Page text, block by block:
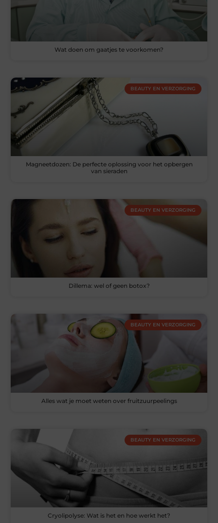
Wat doen om gaatjes te voorkomen?
BEAUTY EN VERZORGING
Magneetdozen: De perfecte oplossing voor het opbergen
van sieraden
BEAUTY EN VERZORGING
Dillema: wel of geen botox?
BEAUTY EN VERZORGING
Alles wat je moet weten over fruitzuurpeelings
BEAUTY EN VERZORGING
Cryolipolyse: Wat is het en hoe werkt het?